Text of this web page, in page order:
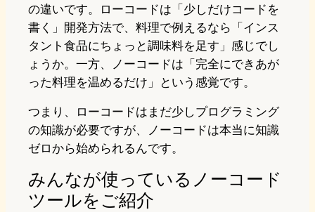
の違いです。ローコードは「少しだけコードを
書く」開発方法で、料理で例えるなら「インス
タント食品にちょっと調味料を足す」感じでし
ょうか。一方、ノーコードは「完全にできあが
った料理を温めるだけ」という感覚です。
つまり、ローコードはまだ少しプログラミング
の知識が必要ですが、ノーコードは本当に知識
ゼロから始められるんです。
みんなが使っているノーコード
ツールをご紹介